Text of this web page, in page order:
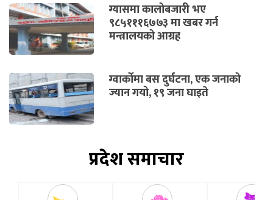
ग्यासमा कालोबजारी भए
९८५१११६७७३ मा खबर गर्न
मन्त्रालयको आग्रह
ग्वार्कोमा बस दुर्घटना, एक जनाको
ज्यान गयो, १९ जना घाइते
प्रदेश समाचार